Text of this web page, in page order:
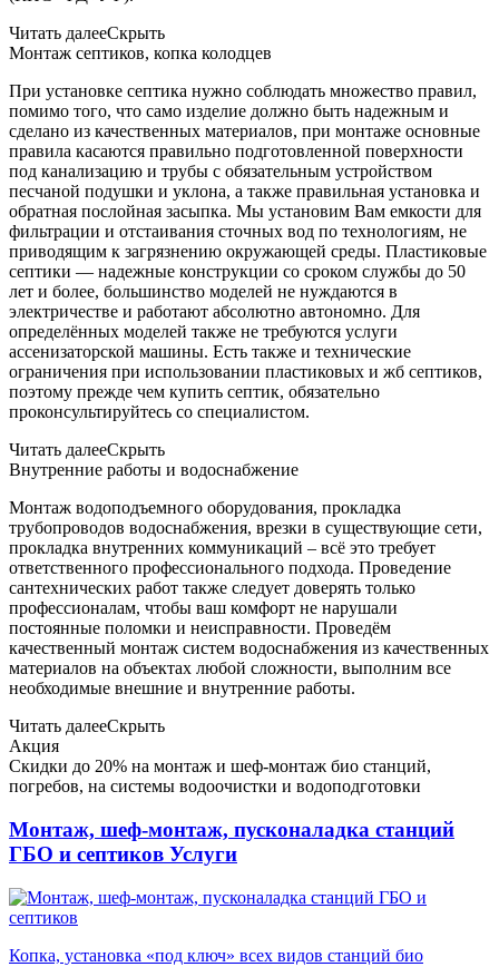
Читать далееСкрыть
Монтаж септиков, копка колодцев
При установке септика нужно соблюдать множество правил,
помимо того, что само изделие должно быть надежным и
сделано из качественных материалов, при монтаже основные
правила касаются правильно подготовленной поверхности
под канализацию и трубы с обязательным устройством
песчаной подушки и уклона, а также правильная установка и
обратная послойная засыпка. Мы установим Вам емкости для
фильтрации и отстаивания сточных вод по технологиям, не
приводящим к загрязнению окружающей среды. Пластиковые
септики — надежные конструкции со сроком службы до 50
лет и более, большинство моделей не нуждаются в
электричестве и работают абсолютно автономно. Для
определённых моделей также не требуются услуги
ассенизаторской машины. Есть также и технические
ограничения при использовании пластиковых и жб септиков,
поэтому прежде чем купить септик, обязательно
проконсультируйтесь со специалистом.
Читать далееСкрыть
Внутренние работы и водоснабжение
Монтаж водоподъемного оборудования, прокладка
трубопроводов водоснабжения, врезки в существующие сети,
прокладка внутренних коммуникаций – всё это требует
ответственного профессионального подхода. Проведение
сантехнических работ также следует доверять только
профессионалам, чтобы ваш комфорт не нарушали
постоянные поломки и неисправности. Проведём
качественный монтаж систем водоснабжения из качественных
материалов на объектах любой сложности, выполним все
необходимые внешние и внутренние работы.
Читать далееСкрыть
Акция
Скидки до 20% на монтаж и шеф-монтаж био станций,
погребов, на системы водоочистки и водоподготовки
Монтаж, шеф-монтаж, пусконаладка станций
ГБО и септиков Услуги
Копка, установка «под ключ» всех видов станций био